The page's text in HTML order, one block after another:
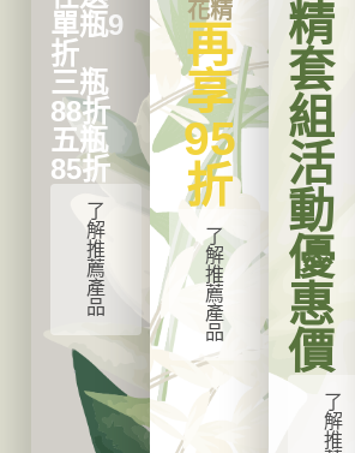
單瓶9
折
三瓶
88折
五瓶
85折
了
解
推
薦
產
品
花精
再
享
95
折
了
解
推
薦
產
品
精
套
組
活
動
優
惠
價
了
解
推